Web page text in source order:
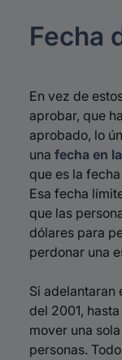
Fecha
En vez de
aprobar, que
aprobado, lo
una fecha en
que es la
Esa fecha
que las
dólares para
perdonar una
Si adelantaran
del 2001,
mover una
personas.